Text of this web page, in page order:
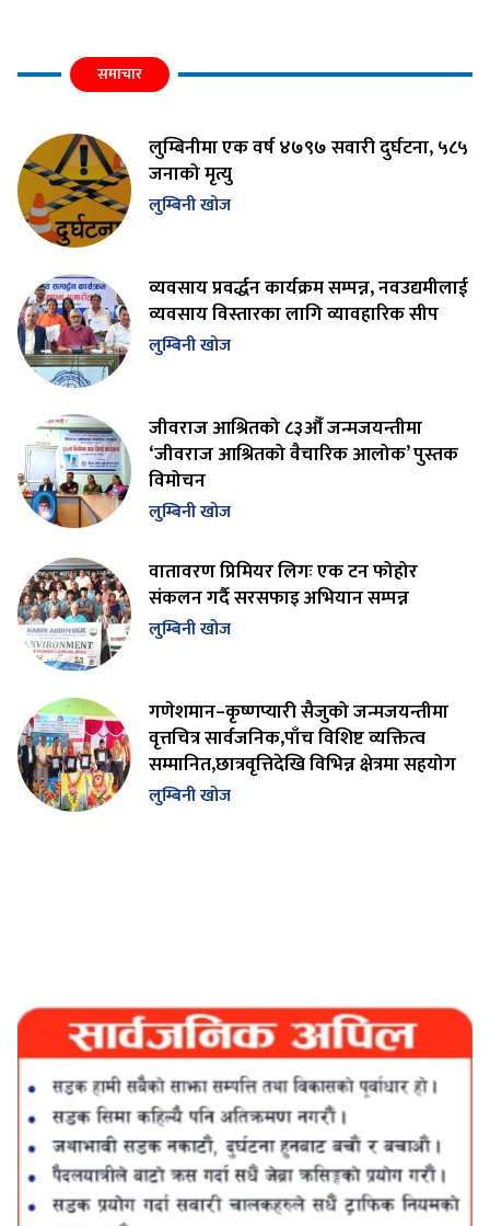
समाचार
लुम्बिनीमा एक वर्ष ४७९७ सवारी दुर्घटना, ५८५
जनाको मृत्यु
लुम्बिनी खोज
व्यवसाय प्रवर्द्धन कार्यक्रम सम्पन्न, नवउद्यमीलाई
व्यवसाय विस्तारका लागि व्यावहारिक सीप
लुम्बिनी खोज
जीवराज आश्रितको ८३औँ जन्मजयन्तीमा
‘जीवराज आश्रितको वैचारिक आलोक’ पुस्तक
विमोचन
लुम्बिनी खोज
वातावरण प्रिमियर लिगः एक टन फोहोर
संकलन गर्दै सरसफाइ अभियान सम्पन्न
लुम्बिनी खोज
गणेशमान–कृष्णप्यारी सैजुको जन्मजयन्तीमा
वृत्तचित्र सार्वजनिक,पाँच विशिष्ट व्यक्तित्व
सम्मानित,छात्रवृत्तिदेखि विभिन्न क्षेत्रमा सहयोग
लुम्बिनी खोज